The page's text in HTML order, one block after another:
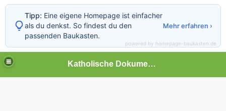
Katholische Dokumente
Tipp: Eine eigene Homepage ist einfacher
als du denkst. So findest du den
passenden Baukasten.
Mehr erfahren ›
powered by homepage-baukasten.de